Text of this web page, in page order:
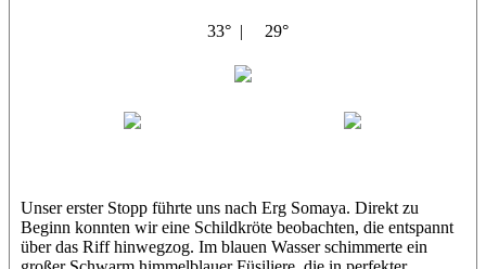
33° | 29°
Unser erster Stopp führte uns nach Erg Somaya. Direkt zu
Beginn konnten wir eine Schildkröte beobachten, die entspannt
über das Riff hinwegzog. Im blauen Wasser schimmerte ein